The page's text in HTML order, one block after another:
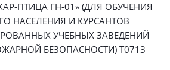
ПТИЦА ГН-01» (ДЛЯ ОБУЧЕНИЯ
НАСЕЛЕНИЯ И КУРСАНТОВ
УЧЕБНЫХ ЗАВЕДЕНИЙ
БЕЗОПАСНОСТИ) Т0713